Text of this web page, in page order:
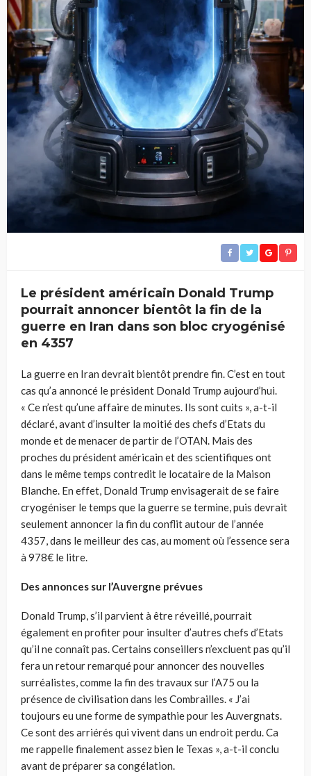
Le président américain Donald Trump
pourrait annoncer bientôt la fin de la
guerre en Iran dans son bloc cryogénisé
en 4357
La guerre en Iran devrait bientôt prendre fin. C’est en tout
cas qu’a annoncé le président Donald Trump aujourd’hui.
« Ce n’est qu’une affaire de minutes. Ils sont cuits », a-t-il
déclaré, avant d’insulter la moitié des chefs d’Etats du
monde et de menacer de partir de l’OTAN. Mais des
proches du président américain et des scientifiques ont
dans le même temps contredit le locataire de la Maison
Blanche. En effet, Donald Trump envisagerait de se faire
cryogéniser le temps que la guerre se termine, puis devrait
seulement annoncer la fin du conflit autour de l’année
4357, dans le meilleur des cas, au moment où l’essence sera
à 978€ le litre.
Des annonces sur l’Auvergne prévues
Donald Trump, s’il parvient à être réveillé, pourrait
également en profiter pour insulter d’autres chefs d’Etats
qu’il ne connaît pas. Certains conseillers n’excluent pas qu’il
fera un retour remarqué pour annoncer des nouvelles
surréalistes, comme la fin des travaux sur l’A75 ou la
présence de civilisation dans les Combrailles. « J’ai
toujours eu une forme de sympathie pour les Auvergnats.
Ce sont des arriérés qui vivent dans un endroit perdu. Ca
me rappelle finalement assez bien le Texas », a-t-il conclu
avant de préparer sa congélation.